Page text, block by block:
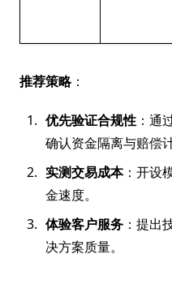
推荐策略：
优先验证合规性 ：通
确认资金隔离与赔偿计
实测交易成本：开设
金速度。
体验客户服务 ：提出
决方案质量。